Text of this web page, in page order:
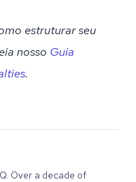
estruturar seu
nosso Guia
.
Over a decade of